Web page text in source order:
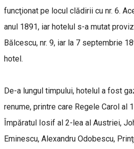
funcţionat pe locul clădirii cu nr. 6.
anul 1891, iar hotelul s-a mutat
Bălcescu, nr. 9, iar la 7 septembrie
hotel.
De-a lungul timpului, hotelul a fost
renume, printre care Regele Carol al
Împăratul Iosif al 2-lea al Austriei,
Eminescu, Alexandru Odobescu,